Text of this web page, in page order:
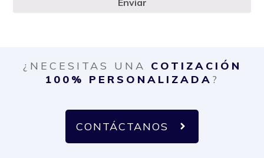
¿NECESITAS UNA COTIZACIÓN
100% PERSONALIZADA ?
CONTÁCTANOS